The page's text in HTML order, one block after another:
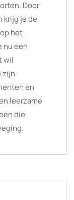
Door
krijg je de
het
nu een
wil
zijn
en
leerzame
die